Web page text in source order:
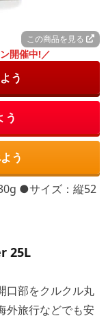
この商品を見る
開催中!／
う
う
う
●サイズ：縦52
25L
口部をクルクル丸
外旅行などでも安